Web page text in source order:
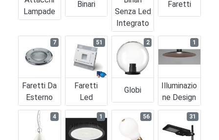
Lampade
Binari
Senza Led
Integrato
Faretti
Faretti Da
Esterno
7
Faretti
Led
51
Globi
2
Illuminazio
Ne Design
1
4 1 56 31